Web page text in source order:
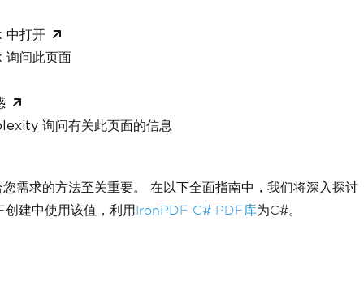
中打开
询问此页面
询问有关此页面的信息
需求的方法至关重要。 在以下全面指南中，我们将深入探讨
建中使用该值，利用 IronPDF C# PDF库为C#。